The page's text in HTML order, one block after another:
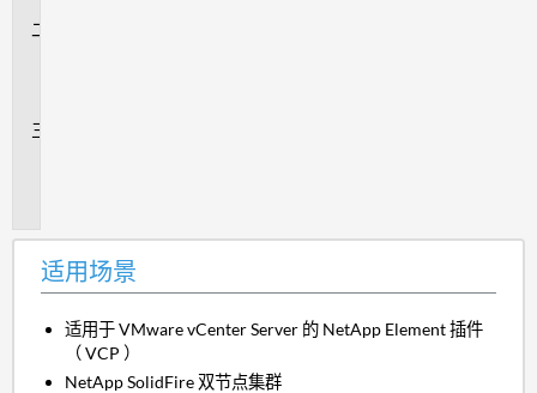
适用场景
适用于 VMware vCenter Server 的 NetApp Element 插件
（ VCP ）
NetApp SolidFire 双节点集群